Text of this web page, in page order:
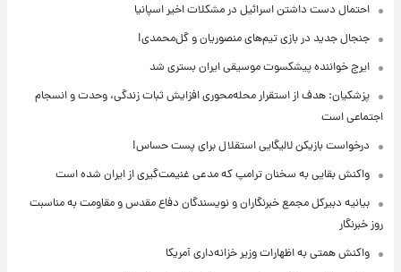
احتمال دست داشتن اسرائیل در مشکلات اخیر اسپانیا
جنجال جدید در بازی تیم‌های منصوریان و گل‌محمدی!
ایرج خواننده پیشکسوت موسیقی ایران بستری شد
پزشکیان: هدف از استقرار محله‌محوری افزایش ثبات زندگی، وحدت و انسجام
اجتماعی است
درخواست بازیکن لالیگایی استقلال برای پست حساس!
واکنش بقایی به سخنان ترامپ که مدعی غنیمت‌گیری از ایران شده است
بیانیه دبیرکل مجمع خبرنگاران و نویسندگان دفاع مقدس و مقاومت به مناسبت
روز خبرنگار
واکنش همتی به اظهارات وزیر خزانه‌داری آمریکا